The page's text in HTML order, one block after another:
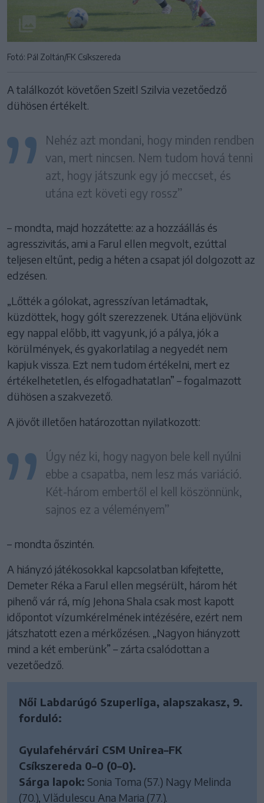
Fotó: Pál Zoltán/FK Csíkszereda
A találkozót követően Szeitl Szilvia vezetőedző
dühösen értékelt.
Nehéz azt mondani, hogy minden rendben
van, mert nincsen. Nem tudom hová tenni
azt, hogy játszunk egy jó meccset, és
utána ezt követi egy rossz”
– mondta, majd hozzátette: az a hozzáállás és
agresszivitás, ami a Farul ellen megvolt, ezúttal
teljesen eltűnt, pedig a héten a csapat jól dolgozott az
edzésen.
„Lőtték a gólokat, agresszívan letámadtak,
küzdöttek, hogy gólt szerezzenek. Utána eljövünk
egy nappal előbb, itt vagyunk, jó a pálya, jók a
körülmények, és gyakorlatilag a negyedét nem
kapjuk vissza. Ezt nem tudom értékelni, mert ez
értékelhetetlen, és elfogadhatatlan” – fogalmazott
dühösen a szakvezető.
A jövőt illetően határozottan nyilatkozott:
Úgy néz ki, hogy nagyon bele kell nyúlni
ebbe a csapatba, nem lesz más variáció.
Két-három embertől el kell köszönnünk,
sajnos ez a véleményem”
– mondta őszintén.
A hiányzó játékosokkal kapcsolatban kifejtette,
Demeter Réka a Farul ellen megsérült, három hét
pihenő vár rá, míg Jehona Shala csak most kapott
időpontot vízumkérelmének intézésére, ezért nem
játszhatott ezen a mérkőzésen. „Nagyon hiányzott
mind a két emberünk” – zárta csalódottan a
vezetőedző.
Női Labdarúgó Szuperliga, alapszakasz, 9.
forduló:
Gyulafehérvári CSM Unirea–FK
Csíkszereda 0–0 (0–0).
Sárga lapok: Sonia Toma (57.) Nagy Melinda
(70.), Vlădulescu Ana Maria (77.).